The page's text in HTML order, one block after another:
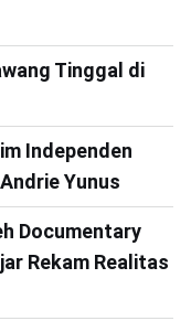
Tinggal di
Independen
Yunus
Documentary
Rekam Realitas